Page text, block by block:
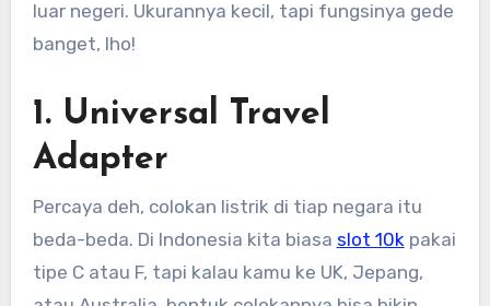
luar negeri. Ukurannya kecil, tapi fungsinya gede
banget, lho!
1. Universal Travel
Adapter
Percaya deh, colokan listrik di tiap negara itu
beda-beda. Di Indonesia kita biasa slot 10k pakai
tipe C atau F, tapi kalau kamu ke UK, Jepang,